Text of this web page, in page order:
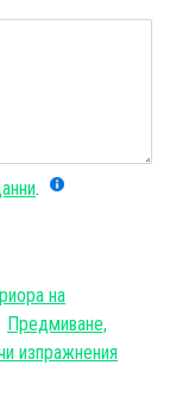
.
на
Предмиване,
изпражнения